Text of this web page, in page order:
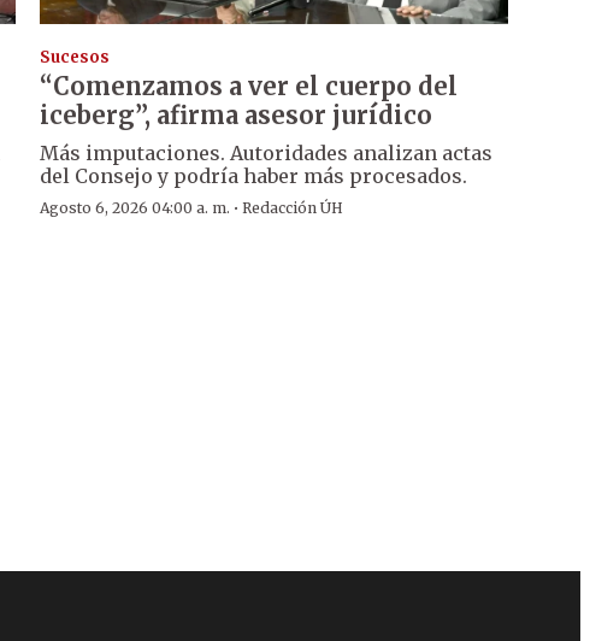
Sucesos
“Comenzamos a ver el cuerpo del
iceberg”, afirma asesor jurídico
Más imputaciones. Autoridades analizan actas
del Consejo y podría haber más procesados.
Agosto 6, 2026 04:00 a. m. · Redacción ÚH